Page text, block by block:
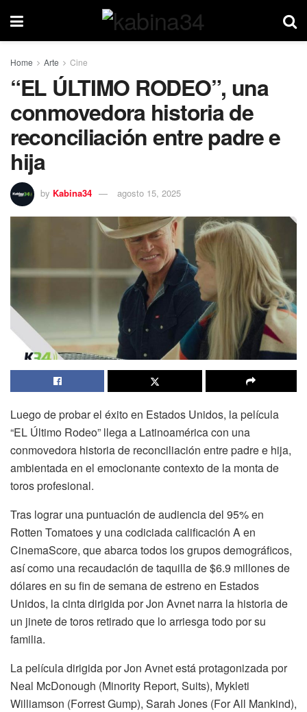
Home Arte Cine
“EL ÚLTIMO RODEO”, una
conmovedora historia de
reconciliación entre padre e
hija
by Kabina34 agosto 15, 2025
Luego de probar el éxito en Estados Unidos, la película
“EL Último Rodeo” llega a Latinoamérica con una
conmovedora historia de reconciliación entre padre e hija,
ambientada en el emocionante contexto de la monta de
toros profesional.
Tras lograr una puntuación de audiencia del 95% en
Rotten Tomatoes y una codiciada calificación A en
CinemaScore, que abarca todos los grupos demográficos,
así como una recaudación de taquilla de $6.9 millones de
dólares en su fin de semana de estreno en Estados
Unidos, la cinta dirigida por Jon Avnet narra la historia de
un jinete de toros retirado que lo arriesga todo por su
familia.
La película dirigida por Jon Avnet está protagonizada por
Neal McDonough (Minority Report, Suits), Mykleti
Williamson (Forrest Gump), Sarah Jones (For All Mankind),